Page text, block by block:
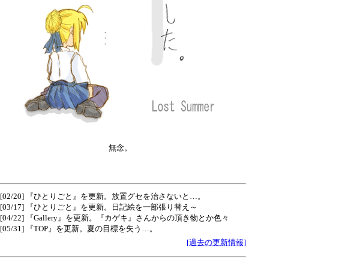
無念。
[02/20] 『ひとりごと』を更新。放置グセを治さないと…。
[03/17] 『ひとりごと』を更新。日記絵を一部張り替え～
[04/22] 『Gallery』を更新。『カゲキ』さんからの頂き物とか色々
[05/31] 『TOP』を更新。夏の目標を失う…。
[過去の更新情報]